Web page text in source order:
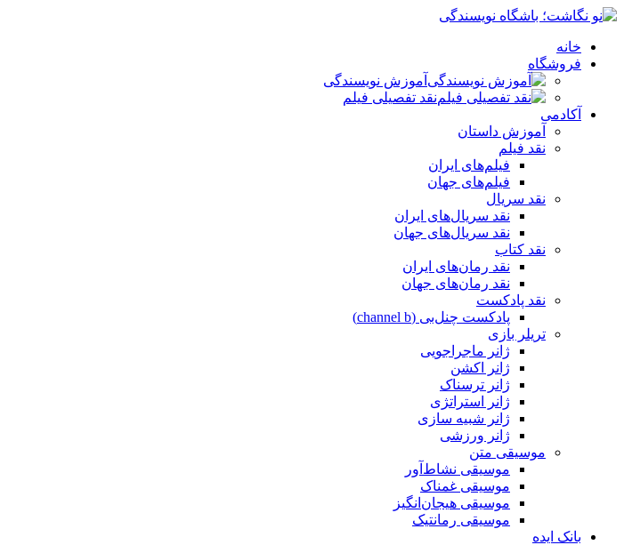
خانه
فروشگاه
آموزش نویسندگی
نقد تفصیلی فیلم
آکادمی
آموزش داستان
نقد فیلم
فیلم‌های ایران
فیلم‌های جهان
نقد سریال
نقد سریال‌های ایران
نقد سریال‌های جهان
نقد کتاب
نقد رمان‌های ایران
نقد رمان‌های جهان
نقد پادکست
پادکست چنل‌بی (channel b)
تریلر بازی
ژانر ماجراجویی
ژانر اکشن
ژانر ترسناک
ژانر استراتژی
ژانر شبیه سازی
ژانر ورزشی
موسیقی متن
موسیقی نشاط‌آور
موسیقی غمناک
موسیقی هیجان‌انگیز
موسیقی رمانتیک
بانک ایده